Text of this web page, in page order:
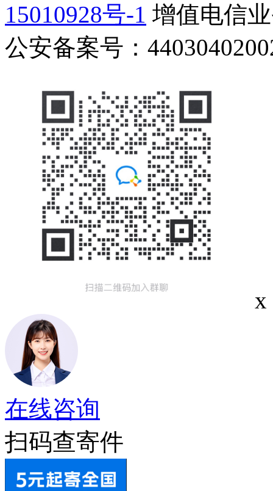
15010928号-1 增值电信
公安备案号：
x
在线咨询
扫码查寄件